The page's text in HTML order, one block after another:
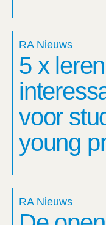
RA Nieuws
5 x
voor
young
RA Nieuws